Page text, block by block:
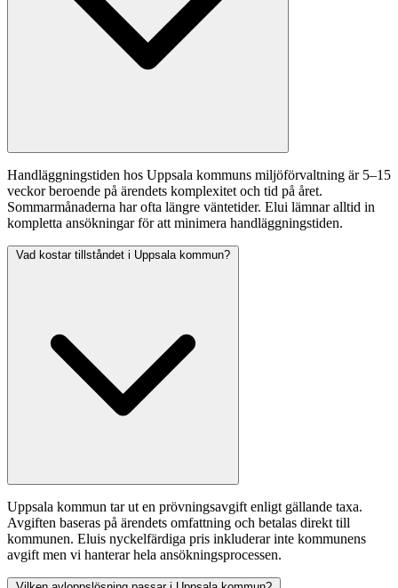
Handläggningstiden hos Uppsala kommuns miljöförvaltning är 5–15
veckor beroende på ärendets komplexitet och tid på året.
Sommarmånaderna har ofta längre väntetider. Elui lämnar alltid in
kompletta ansökningar för att minimera handläggningstiden.
Vad kostar tillståndet i Uppsala kommun?
Uppsala kommun tar ut en prövningsavgift enligt gällande taxa.
Avgiften baseras på ärendets omfattning och betalas direkt till
kommunen. Eluis nyckelfärdiga pris inkluderar inte kommunens
avgift men vi hanterar hela ansökningsprocessen.